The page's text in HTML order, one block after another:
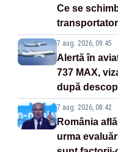
Ce se
7 aug. 2026, 09:45
Alertă în
737 MAX,
după
7 aug. 2026, 08:42
România
urma